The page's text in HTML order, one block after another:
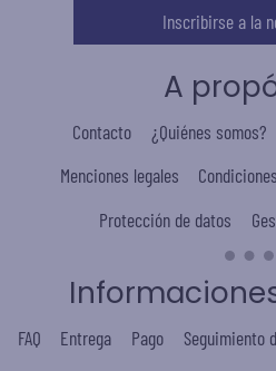
Inscribirse a la
A
Contacto ¿Quiénes somos?
Menciones legales
Protección de datos
FAQ Entrega Pago Seguimiento